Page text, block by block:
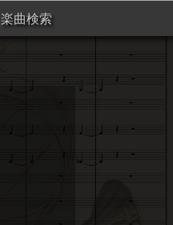
楽曲検索